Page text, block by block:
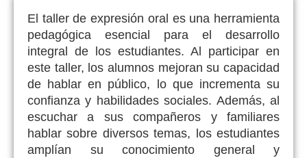
El taller de expresión oral es una herramienta
pedagógica esencial para el desarrollo
integral de los estudiantes. Al participar en
este taller, los alumnos mejoran su capacidad
de hablar en público, lo que incrementa su
confianza y habilidades sociales. Además, al
escuchar a sus compañeros y familiares
hablar sobre diversos temas, los estudiantes
amplían su conocimiento general y